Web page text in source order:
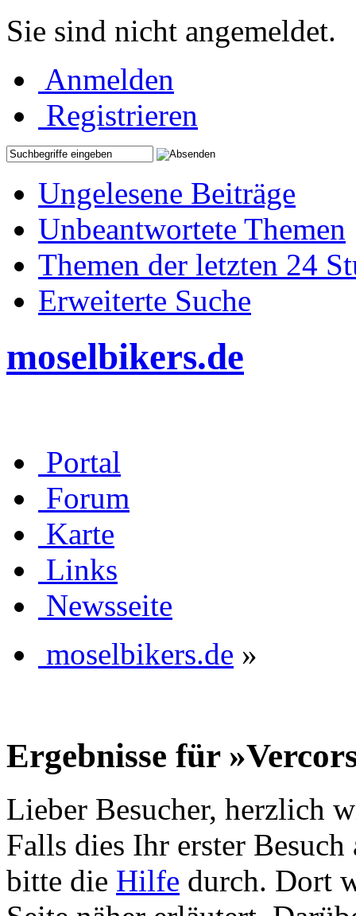
Sie sind nicht angemeldet.
Anmelden
Registrieren
Ungelesene Beiträge
Unbeantwortete Themen
Themen der letzten 24
Erweiterte Suche
moselbikers.de
Portal
Forum
Karte
Links
Newsseite
moselbikers.de »
Ergebnisse für
Lieber Besucher, herzlich
Falls dies Ihr erster
bitte die Hilfe durch. Dort